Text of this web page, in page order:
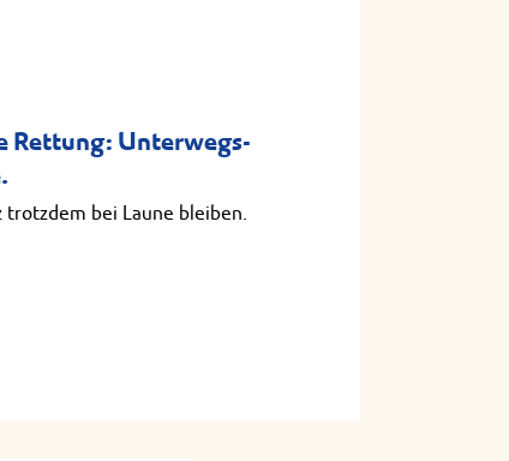
Rettung: Unterwegs-
bei Laune bleiben.